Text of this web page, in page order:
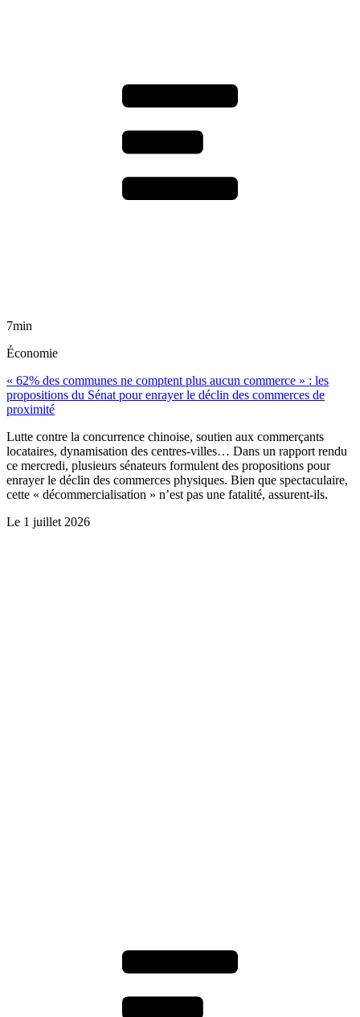
7min
Économie
« 62% des communes ne comptent plus aucun commerce » : les
propositions du Sénat pour enrayer le déclin des commerces de
proximité
Lutte contre la concurrence chinoise, soutien aux commerçants
locataires, dynamisation des centres-villes… Dans un rapport rendu
ce mercredi, plusieurs sénateurs formulent des propositions pour
enrayer le déclin des commerces physiques. Bien que spectaculaire,
cette « décommercialisation » n’est pas une fatalité, assurent-ils.
Le 1 juillet 2026